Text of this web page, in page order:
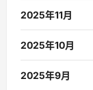
2025年11月
2025年10月
2025年9月